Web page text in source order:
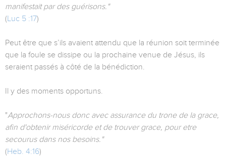
manifestait par des guérisons."
(Luc 5 :17)
Peut être que s’ils avaient attendu que la réunion soit terminée
que la foule se dissipe ou la prochaine venue de Jésus, ils
seraient passés à côté de la bénédiction.
Il y des moments opportuns.
"Approchons-nous donc avec assurance du trone de la grace,
afin d'obtenir miséricorde et de trouver grace, pour etre
secourus dans nos besoins."
(Heb. 4:16)